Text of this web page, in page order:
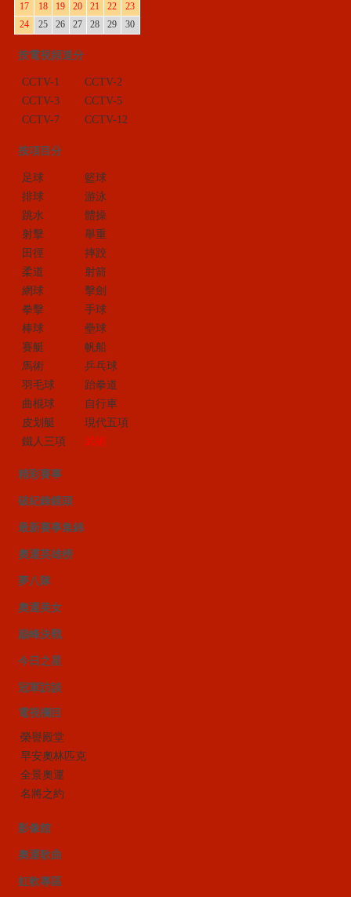
17
18 19 20 21 22
23
24
25 26 27 28 29 30
按電視頻道分
CCTV-1
CCTV-2
CCTV-3
CCTV-5
CCTV-7
CCTV-12
按項目分
足球
籃球
排球
游泳
跳水
體操
射擊
舉重
田徑
摔跤
柔道
射箭
網球
擊劍
拳擊
手球
棒球
壘球
賽艇
帆船
馬術
乒乓球
羽毛球
跆拳道
曲棍球
自行車
皮划艇
現代五項
鐵人三項
武術
精彩賽事
破紀錄鏡頭
最新賽事集錦
奧運英雄榜
夢八隊
奧運美女
巔峰決戰
今日之星
冠軍訪談
電視欄目
榮譽殿堂
早安奧林匹克
全景奧運
名將之約
影像館
奧運歌曲
虹軟專區